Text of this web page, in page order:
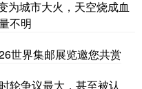
为城市大火，天空烧成血
不明
世界集邮展览邀您共赏
轮争议最大，甚至被认